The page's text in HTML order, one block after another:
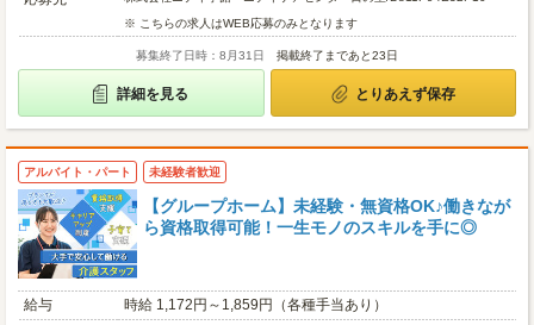
※ こちらの求人はWEB応募のみとなります
募集終了日時：8月31日 掲載終了まであと23日
詳細を見る とりあえず保存
アルバイト・パート 未経験者歓迎
【グループホーム】未経験・無資格OK♪働きなが
ら資格取得可能！一生モノのスキルを手に◎
給与
時給 1,172円～1,859円（各種手当あり）